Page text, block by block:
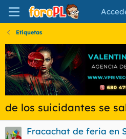
Etiquetas
de los suicidantes se
Fracachat de feria en